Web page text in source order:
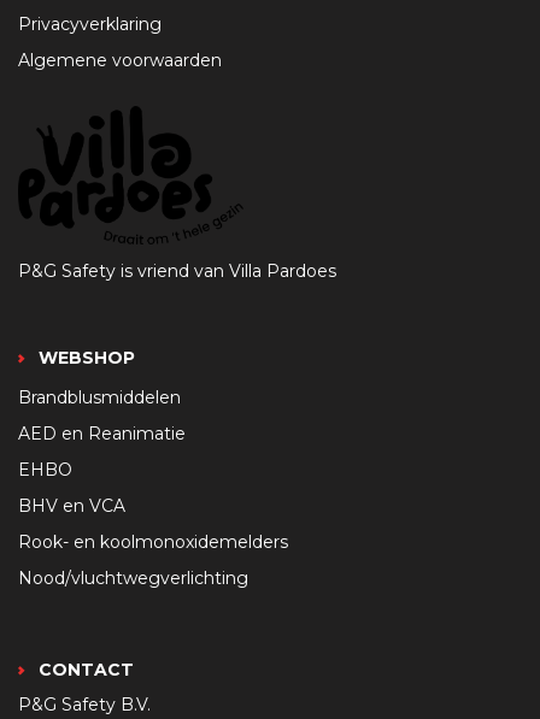
Privacyverklaring
Algemene voorwaarden
P&G Safety is vriend van Villa Pardoes
WEBSHOP
Brandblusmiddelen
AED en Reanimatie
EHBO
BHV en VCA
Rook- en koolmonoxidemelders
Nood/vluchtwegverlichting
CONTACT
P&G Safety B.V.